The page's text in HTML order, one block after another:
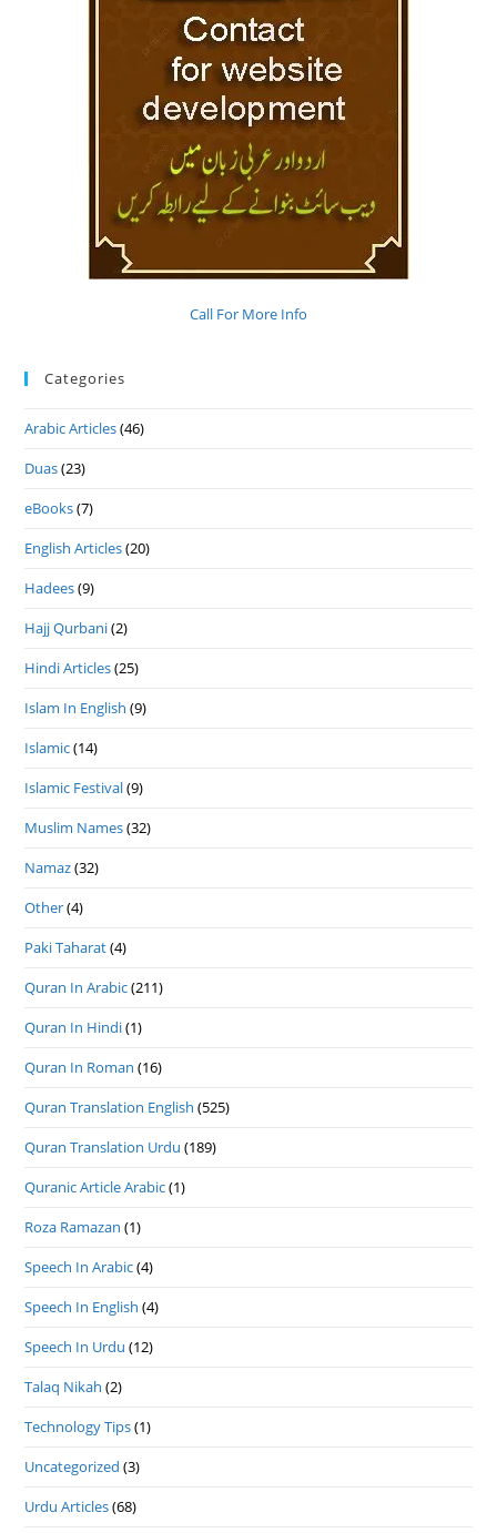
Call For More Info
Categories
Arabic Articles(46)
Duas(23)
eBooks(7)
English Articles(20)
Hadees(9)
Hajj Qurbani(2)
Hindi Articles(25)
Islam In English (9)
Islamic(14)
Islamic Festival(9)
Muslim Names(32)
Namaz(32)
Other(4)
Paki Taharat(4)
Quran In Arabic(211)
Quran In Hindi(1)
Quran In Roman (16)
Quran Translation English (525)
Quran Translation Urdu (189)
Quranic Article Arabic(1)
Roza Ramazan (1)
Speech In Arabic(4)
Speech In English (4)
Speech In Urdu (12)
Talaq Nikah (2)
Technology Tips(1)
Uncategorized (3)
Urdu Articles(68)